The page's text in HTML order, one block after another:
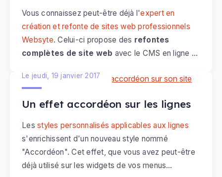
Vous connaissez peut-être déjà l'expert en
création et refonte de sites web professionnels
Websyte. Celui-ci propose des refontes
complètes de site web avec le CMS en ligne e-
projets de refonte graphique, on vous en a
Un effet accordéon sur les lignes
Le jeudi, 19 janvier 2017
Les styles personnalisés applicables aux lignes
s'enrichissent d'un nouveau style nommé
"Accordéon". Cet effet, que vous avez peut-être
déjà utilisé sur les widgets de vos menus